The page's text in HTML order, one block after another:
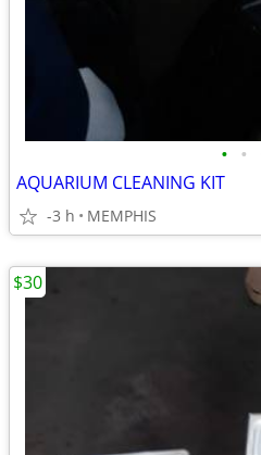
• •
AQUARIUM CLEANING KIT
-3 h MEMPHIS
$30